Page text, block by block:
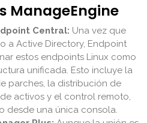
ManageEngine
Central: Una vez que
a Active Directory, Endpoint
estos endpoints Linux como
unificada. Esto incluye la
parches, la distribución de
activos y el control remoto,
desde una única consola.